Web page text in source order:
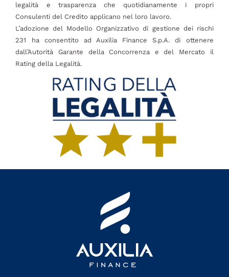
legalità e trasparenza che quotidianamente i propri
Consulenti del Credito applicano nel loro lavoro.
L’adozione del Modello Organizzativo di gestione dei rischi
231 ha consentito ad Auxilia Finance S.p.A. di ottenere
dall’Autorità Garante della Concorrenza e del Mercato il
Rating della Legalità.